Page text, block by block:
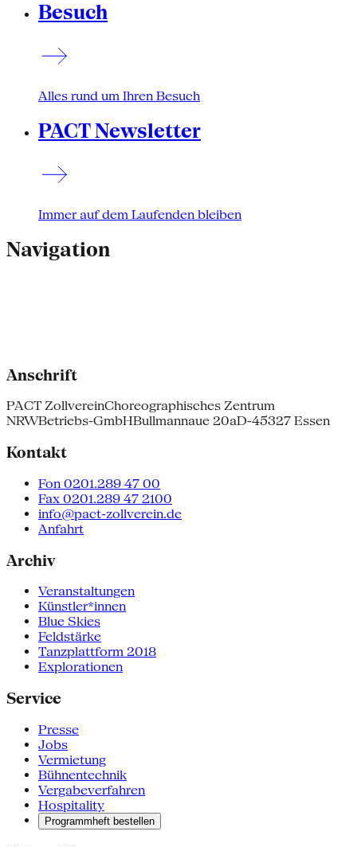
Besuch
Alles rund um Ihren Besuch
PACT Newsletter
Immer auf dem Laufenden bleiben
Navigation
Anschrift
PACT ZollvereinChoreographisches Zentrum
NRWBetriebs-GmbHBullmannaue 20aD-45327 Essen
Kontakt
Fon 0201.289 47 00
Fax 0201.289 47 2100
info@pact-zollverein.de
Anfahrt
Archiv
Veranstaltungen
Künstler*innen
Blue Skies
Feldstärke
Tanzplattform 2018
Explorationen
Service
Presse
Jobs
Vermietung
Bühnentechnik
Vergabeverfahren
Hospitality
Programmheft bestellen